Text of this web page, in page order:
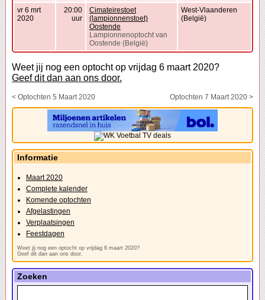
vr 6 mrt
2020
20:00
uur
Cimateirestoet
(lampionnenstoet)
Oostende
Lampionnenoptocht van
Oostende (België)
West-Vlaanderen
(België)
Weet jij nog een optocht op vrijdag 6 maart 2020?
Geef dit dan aan ons door.
< Optochten 5 Maart 2020 Optochten 7 Maart 2020 >
Informatie
Maart 2020
Complete kalender
Komende optochten
Afgelastingen
Verplaatsingen
Feestdagen
Weet jij nog een optocht op vrijdag 6 maart 2020?
Geef dit dan aan ons door.
Zoeken